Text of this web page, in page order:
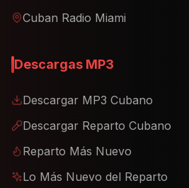
Cuban Radio Miami
Descargas MP3
Descargar MP3 Cubano
Descargar Reparto Cubano
Reparto Más Nuevo
Lo Más Nuevo del Reparto